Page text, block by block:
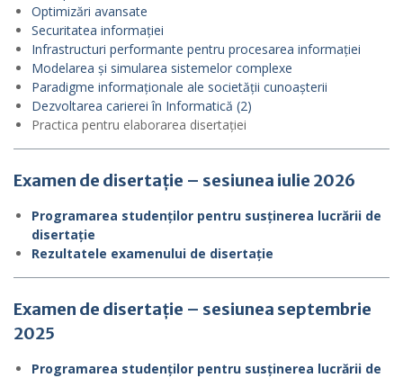
Optimizări avansate
Securitatea informației
Infrastructuri performante pentru procesarea informației
Modelarea și simularea sistemelor complexe
Paradigme informaționale ale societății cunoașterii
Dezvoltarea carierei în Informatică (2)
Practica pentru elaborarea disertației
Examen de disertație – sesiunea iulie 2026
Programarea studenților pentru susținerea lucrării de
disertație
Rezultatele examenului de disertație
Examen de disertație – sesiunea septembrie
2025
Programarea studenților pentru susținerea lucrării de